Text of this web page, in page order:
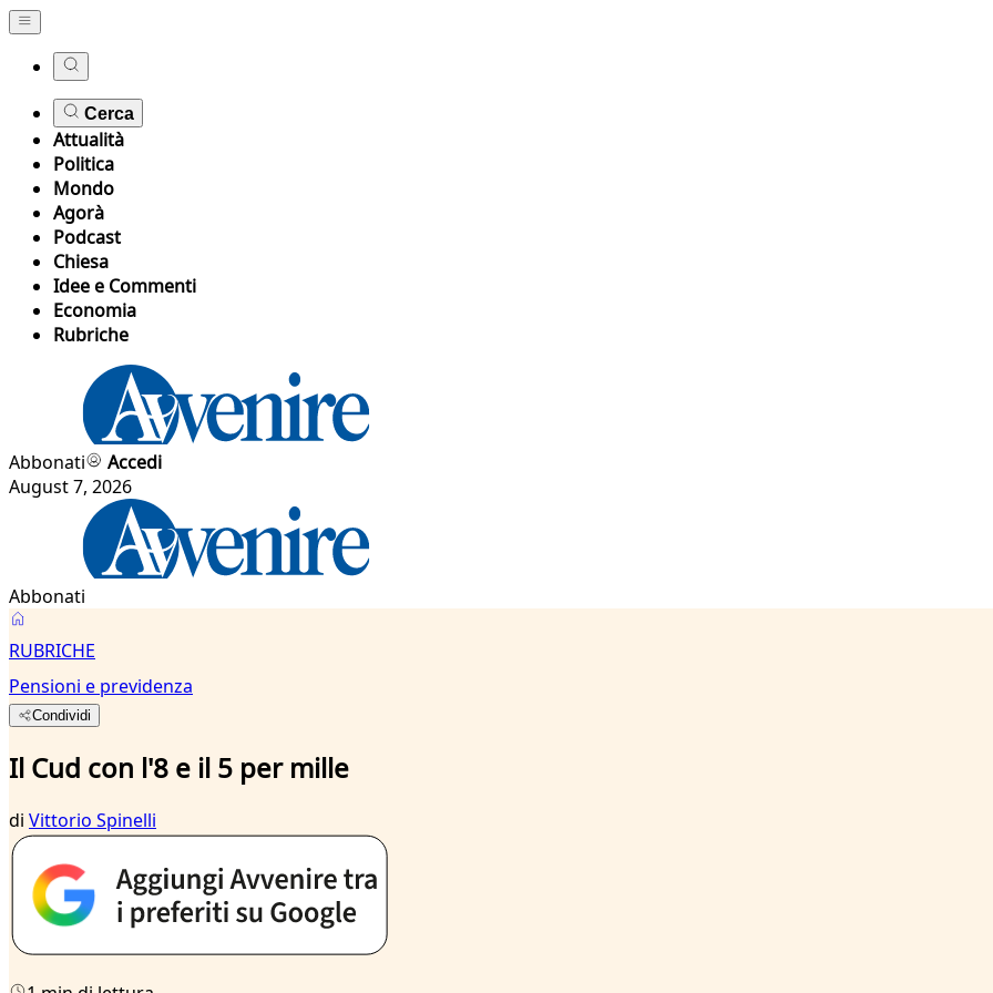
Cerca
Attualità
Politica
Mondo
Agorà
Podcast
Chiesa
Idee e Commenti
Economia
Rubriche
Abbonati
Accedi
August 7, 2026
Abbonati
RUBRICHE
Pensioni e previdenza
Condividi
Il Cud con l'8 e il 5 per mille
di Vittorio Spinelli